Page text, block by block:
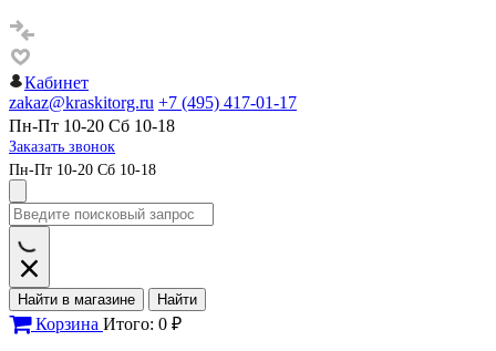
Кабинет
zakaz@kraskitorg.ru +7 (495) 417-01-17
Пн-Пт 10-20 Сб 10-18
Заказать звонок
Пн-Пт 10-20 Сб 10-18
Найти в магазине Найти
Корзина Итого: 0 ₽